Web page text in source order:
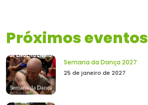
Próximos eventos
Semana da Dança 2027
25 de janeiro de 2027